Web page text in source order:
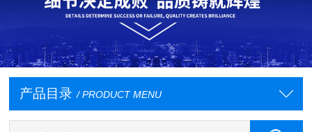
产品目录 / PRODUCT MENU